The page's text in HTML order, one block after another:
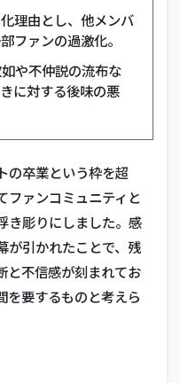
理由とし、他メンバ
ファンの過激化。
や不仲説の流布な
に対する後味の悪
の卒業という枠を超
ファンコミュニティと
き彫りにしました。感
が引かれたことで、残
と不信感が刻まれてお
を要するものと考えら